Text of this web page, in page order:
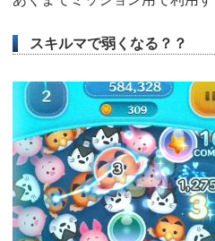
スキルマで弱くなる？？